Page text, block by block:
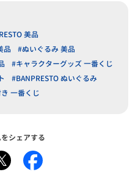
美品
品
#ぬいぐるみ 美品
#キャラクターグッズ 一番くじ
#BANPRESTO ぬいぐるみ
一番くじ
シェアする